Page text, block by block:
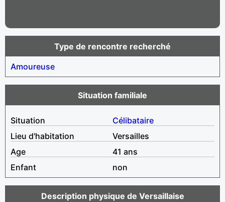
Type de rencontre recherché
Amoureuse
Situation familiale
Situation
Célibataire
Lieu d'habitation
Versailles
Age
41 ans
Enfant
non
Description physique de Versaillaise